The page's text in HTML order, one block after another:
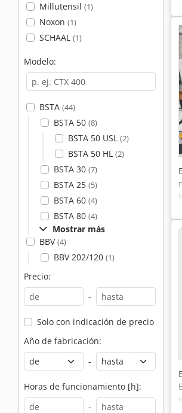
Millutensil (1)
Noxon (1)
SCHAAL (1)
Modelo:
BSTA (44)
BSTA 50 (8)
BSTA 50 USL (2)
BSTA 50 HL (2)
BSTA 30 (7)
BSTA 25 (5)
BSTA 60 (4)
BSTA 80 (4)
Mostrar más
BBV(4)
BBV 202/120 (1)
Precio:
-
Solo con indicación de precio
Año de fabricación:
-
Horas de funcionamiento [h]:
-